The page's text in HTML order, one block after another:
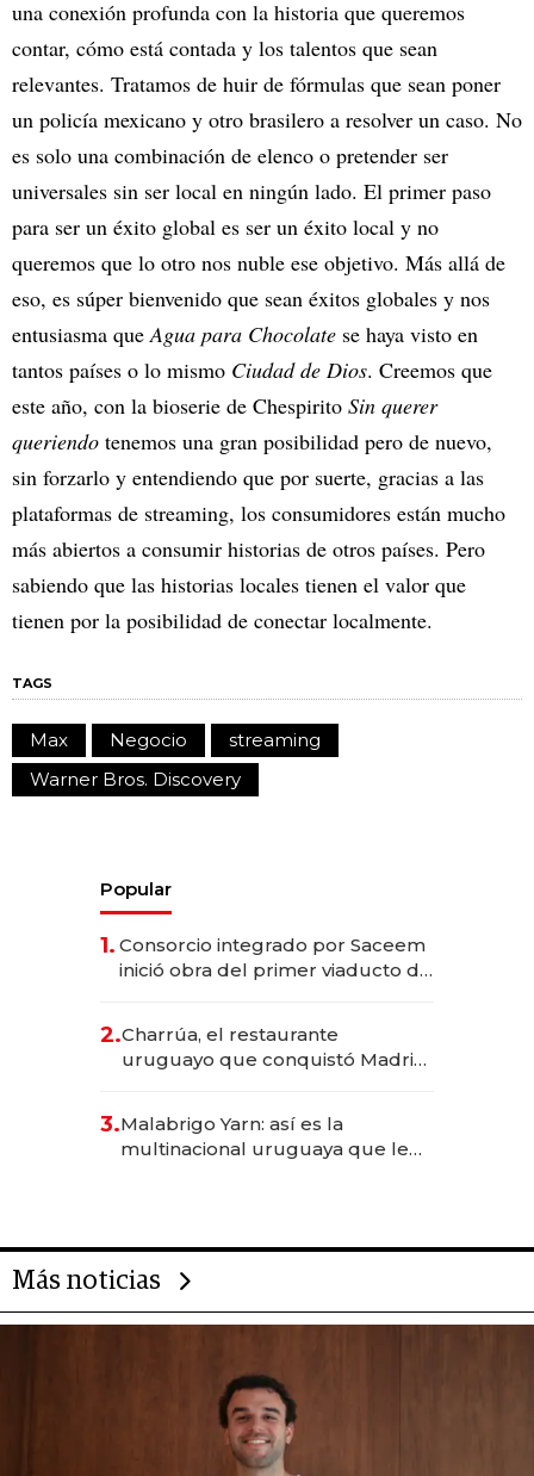
una conexión profunda con la historia que queremos
contar, cómo está contada y los talentos que sean
relevantes. Tratamos de huir de fórmulas que sean poner
un policía mexicano y otro brasilero a resolver un caso. No
es solo una combinación de elenco o pretender ser
universales sin ser local en ningún lado. El primer paso
para ser un éxito global es ser un éxito local y no
queremos que lo otro nos nuble ese objetivo. Más allá de
eso, es súper bienvenido que sean éxitos globales y nos
entusiasma que Agua para Chocolate se haya visto en
tantos países o lo mismo Ciudad de Dios. Creemos que
este año, con la bioserie de Chespirito Sin querer
queriendo tenemos una gran posibilidad pero de nuevo,
sin forzarlo y entendiendo que por suerte, gracias a las
plataformas de streaming, los consumidores están mucho
más abiertos a consumir historias de otros países. Pero
sabiendo que las historias locales tienen el valor que
tienen por la posibilidad de conectar localmente.
TAGS
Max Negocio
streaming
Warner Bros. Discovery
Popular
1. Consorcio integrado por Saceem
inició obra del primer viaducto de
millones
2.Charrúa, el restaurante
uruguayo que conquistó Madrid:
anticipación y prepara apertura
3.Malabrigo Yarn: así es la
multinacional uruguaya que le
Más noticias